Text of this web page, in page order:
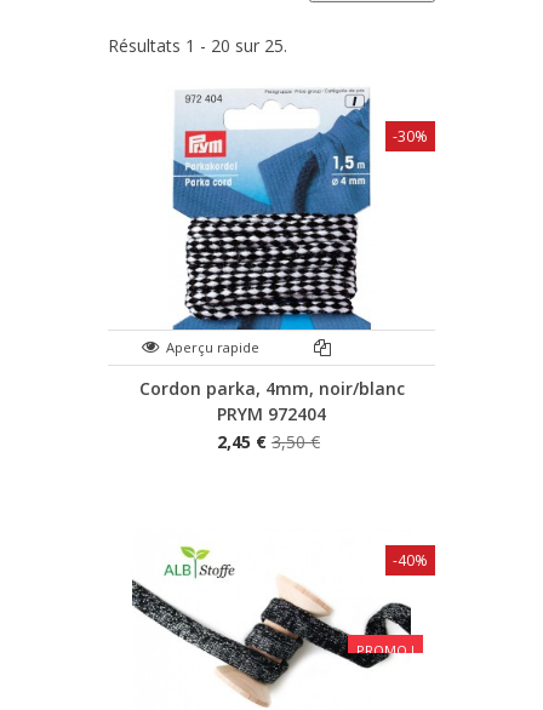
Résultats 1 - 20 sur 25.
Aperçu rapide
Cordon parka, 4mm, noir/blanc
PRYM 972404
2,45 € 3,50 €
-30%
PROMO !
-40%